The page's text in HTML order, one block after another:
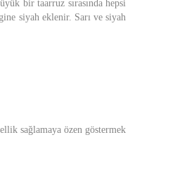
bir taarruz sırasında hepsi
siyah eklenir. Sarı ve siyah
sağlamaya özen göstermek